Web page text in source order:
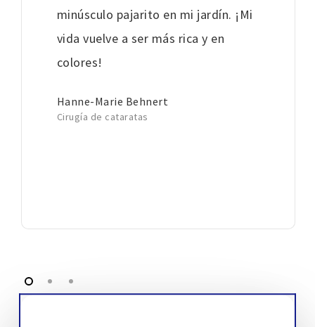
minúsculo pajarito en mi jardín. ¡Mi
vida vuelve a ser más rica y en
colores!
Hanne-Marie Behnert
Cirugía de cataratas